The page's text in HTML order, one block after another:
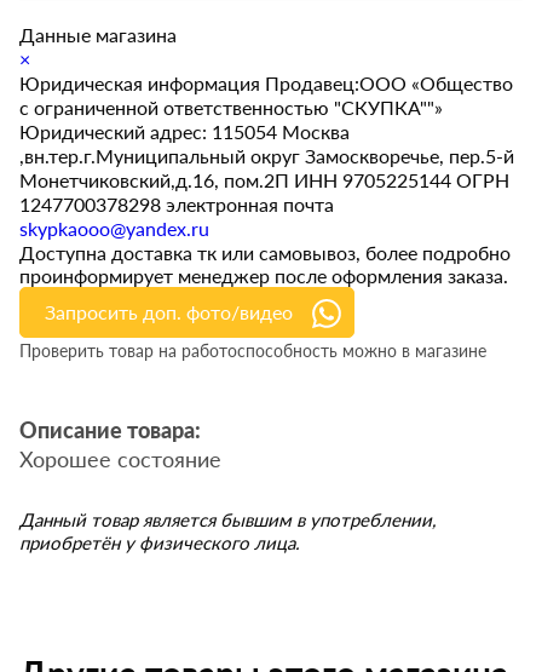
Данные магазина
×
Юридическая информация Продавец:ООО «Общество
с ограниченной ответственностью "СКУПКА""»
Юридический адрес: 115054 Москва
,вн.тер.г.Муниципальный округ Замоскворечье, пер.5-й
Монетчиковский,д.16, пом.2П ИНН 9705225144 ОГРН
1247700378298 электронная почта
skypkaooo@yandex.ru
Доступна доставка тк или самовывоз, более подробно
проинформирует менеджер после оформления заказа.
Запросить доп. фото/видео
Проверить товар на работоспособность можно в магазине
Описание товара:
Хорошее состояние
Данный товар является бывшим в употреблении,
приобретён у физического лица.